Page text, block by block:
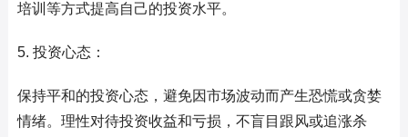
培训等方式提高自己的投资水平。
5. 投资心态：
保持平和的投资心态，避免因市场波动而产生恐慌或贪婪
情绪。理性对待投资收益和亏损，不盲目跟风或追涨杀